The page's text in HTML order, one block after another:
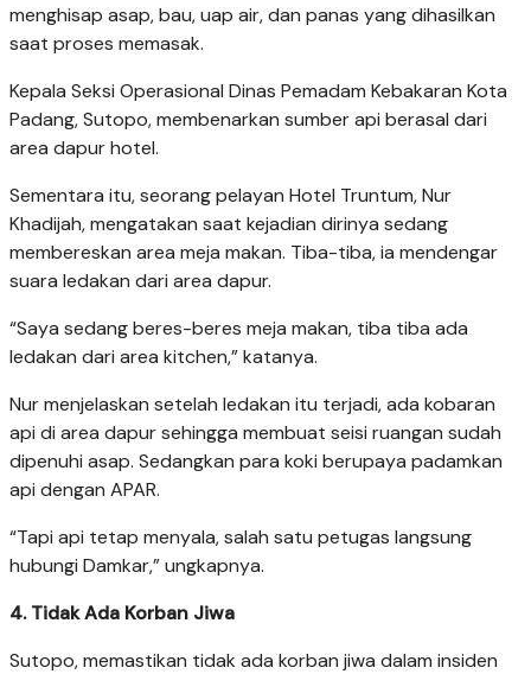
menghisap asap, bau, uap air, dan panas yang dihasilkan
saat proses memasak.
Kepala Seksi Operasional Dinas Pemadam Kebakaran Kota
Padang, Sutopo, membenarkan sumber api berasal dari
area dapur hotel.
Sementara itu, seorang pelayan Hotel Truntum, Nur
Khadijah, mengatakan saat kejadian dirinya sedang
membereskan area meja makan. Tiba-tiba, ia mendengar
suara ledakan dari area dapur.
“Saya sedang beres-beres meja makan, tiba tiba ada
ledakan dari area kitchen,” katanya.
Nur menjelaskan setelah ledakan itu terjadi, ada kobaran
api di area dapur sehingga membuat seisi ruangan sudah
dipenuhi asap. Sedangkan para koki berupaya padamkan
api dengan APAR.
“Tapi api tetap menyala, salah satu petugas langsung
hubungi Damkar,” ungkapnya.
4. Tidak Ada Korban Jiwa
Sutopo, memastikan tidak ada korban jiwa dalam insiden